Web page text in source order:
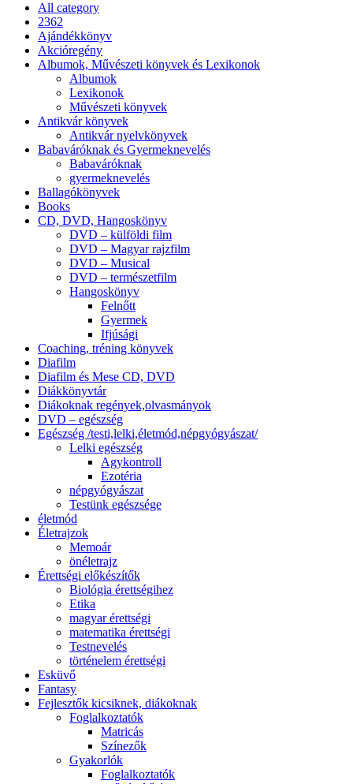
All category
2362
Ajándékkönyv
Akcióregény
Albumok, Művészeti könyvek és Lexikonok
Albumok
Lexikonok
Művészeti könyvek
Antikvár könyvek
Antikvár nyelvkönyvek
Babaváróknak és Gyermeknevelés
Babaváróknak
gyermeknevelés
Ballagókönyvek
Books
CD, DVD, Hangoskönyv
DVD – külföldi film
DVD – Magyar rajzfilm
DVD – Musical
DVD – természetfilm
Hangoskönyv
Felnőtt
Gyermek
Ifjúsági
Coaching, tréning könyvek
Diafilm
Diafilm és Mese CD, DVD
Diákkönyvtár
Diákoknak regények,olvasmányok
DVD – egészség
Egészség /testi,lelki,életmód,népgyógyászat/
Lelki egészség
Agykontroll
Ezotéria
népgyógyászat
Testünk egészsége
életmód
Életrajzok
Memoár
önéletrajz
Érettségi előkészítők
Biológia érettségihez
Etika
magyar érettségi
matematika érettségi
Testnevelés
történelem érettségi
Esküvő
Fantasy
Fejlesztők kicsiknek, diákoknak
Foglalkoztatók
Matricás
Színezők
Gyakorlók
Foglalkoztatók